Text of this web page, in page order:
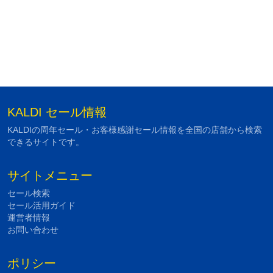
KALDI セール情報
KALDIの周年セール・お客様感謝セール情報を全国の店舗から検索
できるサイトです。
サイトメニュー
セール検索
セール活用ガイド
運営者情報
お問い合わせ
ポリシー